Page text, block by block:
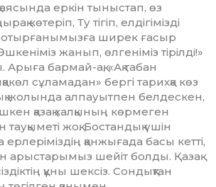
еркін тыныстап, өз
көтеріп, Ту тігіп, елді­гі­мізді
отырғанымызға ширек ға­сыр
жанып, өлгеніміз тірілді!»
Арыға бармай-ақ, «Ақ табан
сұламадан» бергі тарихқа көз
жолында алпауытпен белдескен,
қазақ халқының көрмеген
жоқ. Бостандық үшін
қанжығада басы кетті,
арыстарымыз шейіт болды. Қазақ
құны шексіз. Сондықтан